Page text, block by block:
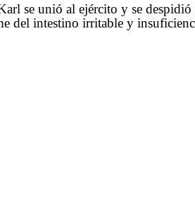
se unió al ejército y se
del intestino irritable y